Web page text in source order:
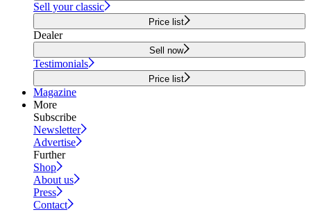
Sell your classic
Price list
Dealer
Sell now
Testimonials
Price list
Magazine
More
Subscribe
Newsletter
Advertise
Further
Shop
About us
Press
Contact